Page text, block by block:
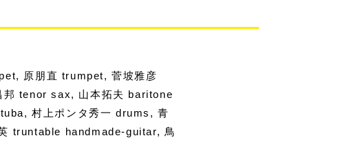
原朋直 trumpet, 菅坡雅彦
tenor sax, 山本拓夫 baritone
村上ポンタ秀一 drums, 青
truntable handmade-guitar, 鳥